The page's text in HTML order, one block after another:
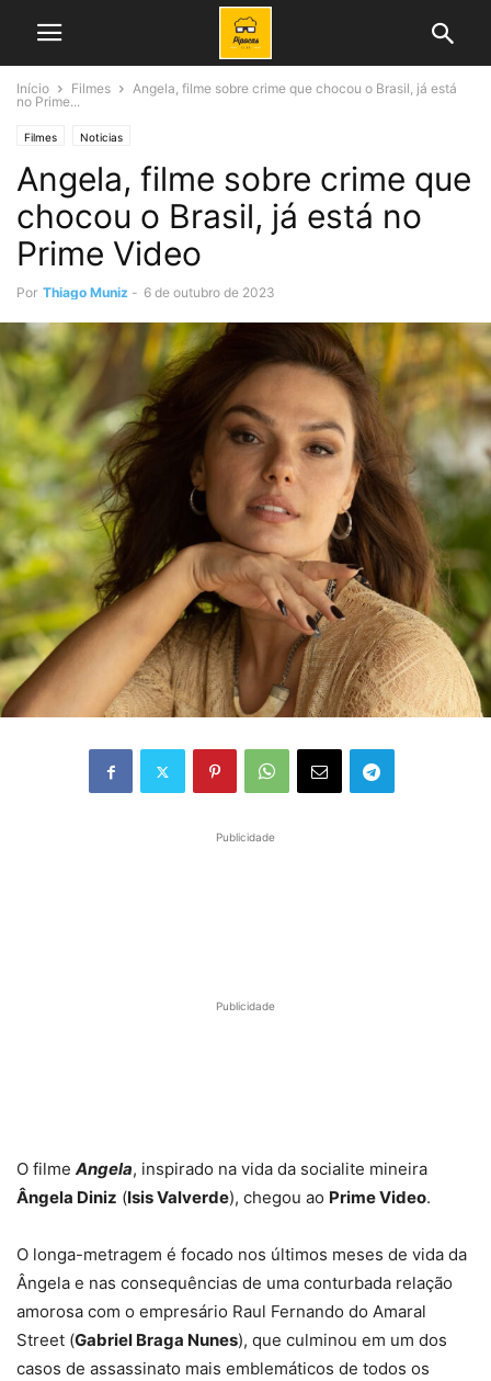
Início Filmes
Angela, filme sobre crime que chocou o Brasil, já está
no Prime...
Filmes Noticias
Angela, filme sobre crime que
chocou o Brasil, já está no
Prime Video
Por Thiago Muniz - 6 de outubro de 2023
Publicidade
Publicidade
O filme Angela, inspirado na vida da socialite mineira
Ângela Diniz (Isis Valverde), chegou ao Prime Video.
O longa-metragem é focado nos últimos meses de vida da
Ângela e nas consequências de uma conturbada relação
amorosa com o empresário Raul Fernando do Amaral
Street (Gabriel Braga Nunes), que culminou em um dos
casos de assassinato mais emblemáticos de todos os